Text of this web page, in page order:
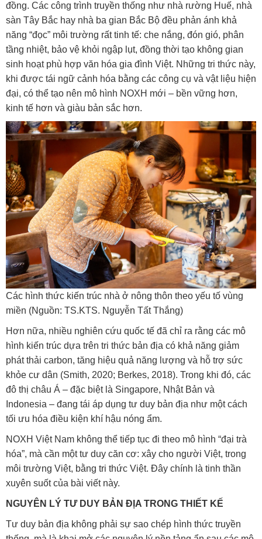
đồng. Các công trình truyền thống như nhà rường Huế, nhà
sàn Tây Bắc hay nhà ba gian Bắc Bộ đều phản ánh khả
năng “đọc” môi trường rất tinh tế: che nắng, đón gió, phân
tầng nhiệt, bảo vệ khỏi ngập lụt, đồng thời tạo không gian
sinh hoạt phù hợp văn hóa gia đình Việt. Những tri thức này,
khi được tái ngữ cảnh hóa bằng các công cụ và vật liệu hiện
đại, có thể tạo nên mô hình NOXH mới – bền vững hơn,
kinh tế hơn và giàu bản sắc hơn.
Các hình thức kiến trúc nhà ở nông thôn theo yếu tố vùng
miền (Nguồn: TS.KTS. Nguyễn Tất Thắng)
Hơn nữa, nhiều nghiên cứu quốc tế đã chỉ ra rằng các mô
hình kiến trúc dựa trên tri thức bản địa có khả năng giảm
phát thải carbon, tăng hiệu quả năng lượng và hỗ trợ sức
khỏe cư dân (Smith, 2020; Berkes, 2018). Trong khi đó, các
đô thị châu Á – đặc biệt là Singapore, Nhật Bản và
Indonesia – đang tái áp dụng tư duy bản địa như một cách
tối ưu hóa điều kiện khí hậu nóng ẩm.
NOXH Việt Nam không thể tiếp tục đi theo mô hình “đại trà
hóa”, mà cần một tư duy căn cơ: xây cho người Việt, trong
môi trường Việt, bằng tri thức Việt. Đây chính là tinh thần
xuyên suốt của bài viết này.
NGUYÊN LÝ TƯ DUY BẢN ĐỊA TRONG THIẾT KẾ
Tư duy bản địa không phải sự sao chép hình thức truyền